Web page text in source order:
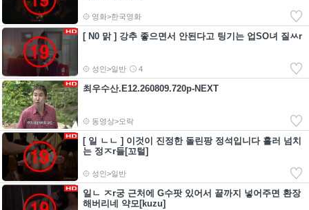
영화>한국영화
[ N0 맑 ] 강추 좋으면서 안된다고 팅기는 업SO녀 질ㅆr
성인>일반 4
최우수산.E12.260809.720p-NEXT
동영상>오락
[ 일 ㄴㄴ ] 이것이 진정한 돌린팡 정석입니다 흘러 넘치
는 정ㅈr들[꼬털]
성인>일반
일ㄴ ㅈr궁 근처에 G수팟 있어서 끝까지 넣어주면 환장
해버리네 약모[kuzu]